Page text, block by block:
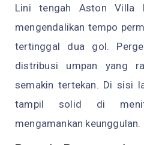
Lini tengah Aston Villa
mengendalikan tempo
tertinggal dua gol.
distribusi umpan yang
semakin tertekan. Di sisi
tampil solid di
mengamankan keunggulan.